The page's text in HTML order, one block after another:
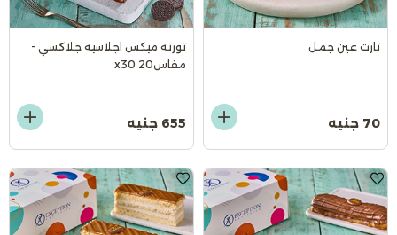
تارت عين جمل
70 جنيه
تورته ميكس اجلاسيه جلاكسي -
مقاس20 x30
655 جنيه